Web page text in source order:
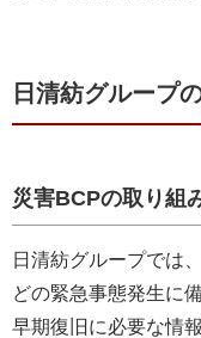
日清紡グループ
災害BCPの取り組
日清紡グループでは
どの緊急事態発生に
早期復旧に必要な情